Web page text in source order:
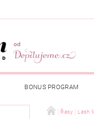
BONUS PROGRAM
Řasy Lash